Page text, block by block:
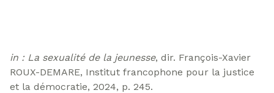
in : La sexualité de la jeunesse, dir. François-Xavier
ROUX-DEMARE, Institut francophone pour la justice
et la démocratie, 2024, p. 245.